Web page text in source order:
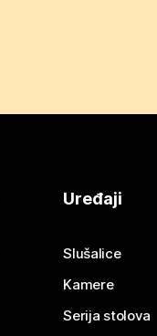
Uređaji
Slušalice
Kamere
Serija stolova